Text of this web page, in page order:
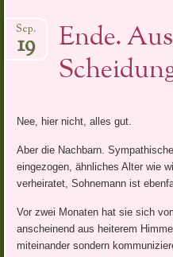
Ende.
Sep.
19
Nee, hier nicht, alles gut.
Aber die Nachbarn.
eingezogen, ähnliches Alter wie
verheiratet, Sohnemann ist
Vor zwei Monaten hat sie sich
anscheinend aus heiterem
miteinander sondern